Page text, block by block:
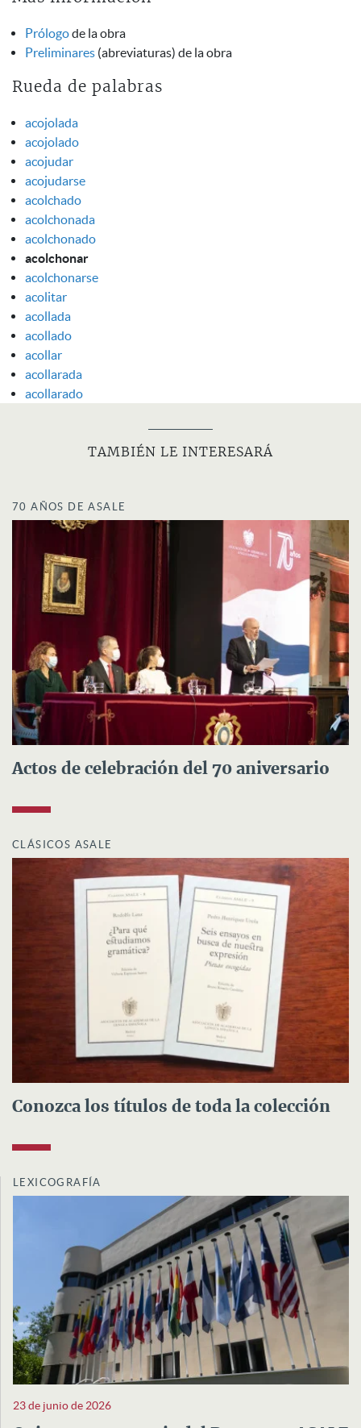
Prólogode la obra
Preliminares (abreviaturas) de la obra
Rueda de palabras
acojolada
acojolado
acojudar
acojudarse
acolchado
acolchonada
acolchonado
acolchonar
acolchonarse
acolitar
acollada
acollado
acollar
acollarada
acollarado
TAMBIÉN LE INTERESARÁ
70 AÑOS DE ASALE
Actos de celebración del 70 aniversario
CLÁSICOS ASALE
Conozca los títulos de toda la colección
LEXICOGRAFÍA
23 de junio de 2026